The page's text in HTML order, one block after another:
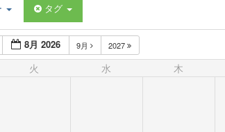
タグ
8月 2026 9月 2027
火 水 木